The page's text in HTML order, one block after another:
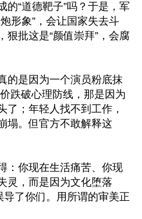
的“道德靶子”吗？于是，军
形象”，会让国家失去斗
狠批这是“颜值崇拜”，会腐
的是因为一个演员粉底抹
跌破心理防线，那是因为
了；年轻人找不到工作，
塌。但官方不敢解释这
：你现在生活痛苦、你现
灵，而是因为文化堕落
导了你们。用所谓的审美正